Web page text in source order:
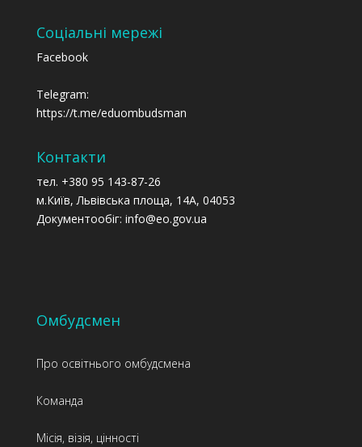
Соціальні мережі
Facebook
Telegram:
https://t.me/eduombudsman
Контакти
тел. +380 95 143-87-26
м.Київ, Львівська площа, 14А, 04053
Документообіг: info@eo.gov.ua
Омбудсмен
Про освітнього омбудсмена
Команда
Місія, візія, цінності